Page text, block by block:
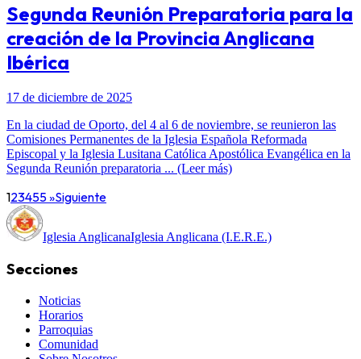
Segunda Reunión Preparatoria para la
creación de la Provincia Anglicana
Ibérica
17 de diciembre de 2025
En la ciudad de Oporto, del 4 al 6 de noviembre, se reunieron las
Comisiones Permanentes de la Iglesia Española Reformada
Episcopal y la Iglesia Lusitana Católica Apostólica Evangélica en la
Segunda Reunión preparatoria ... (Leer más)
123455 »Siguiente
Iglesia AnglicanaIglesia Anglicana (I.E.R.E.)
Secciones
Noticias
Horarios
Parroquias
Comunidad